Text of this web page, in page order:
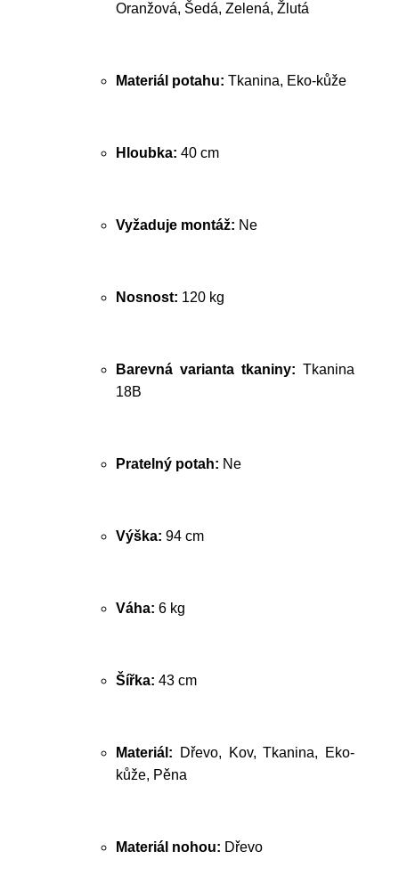
Oranžová, Šedá, Zelená, Žlutá
Materiál potahu: Tkanina, Eko-kůže
Hloubka: 40 cm
Vyžaduje montáž: Ne
Nosnost: 120 kg
Barevná varianta tkaniny: Tkanina
18B
Pratelný potah: Ne
Výška: 94 cm
Váha: 6 kg
Šířka: 43 cm
Materiál: Dřevo, Kov, Tkanina, Eko-
kůže, Pěna
Materiál nohou: Dřevo